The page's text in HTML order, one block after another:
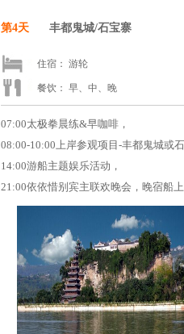
第4天 丰都鬼城/石宝寨
住宿： 游轮
餐饮： 早、中、晚
07:00太极拳晨练&早咖啡，
08:00-10:00上岸参观项目-丰都鬼城或
14:00游船主题娱乐活动，
21:00依依惜别宾主联欢晚会，晚宿船